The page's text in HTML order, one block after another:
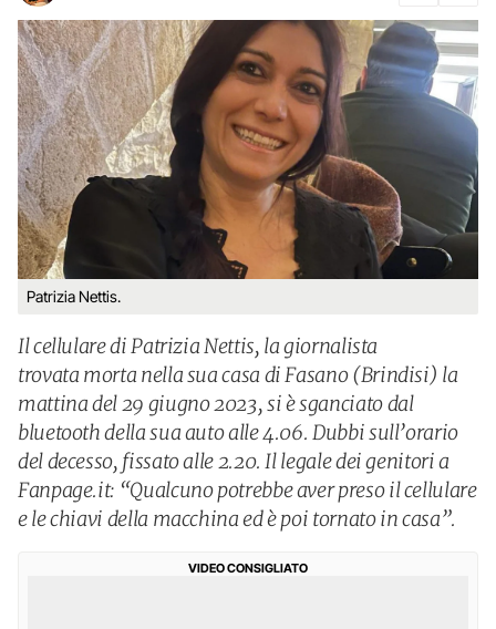
Patrizia Nettis.
Il cellulare di Patrizia Nettis, la giornalista
trovata morta nella sua casa di Fasano (Brindisi) la
mattina del 29 giugno 2023, si è sganciato dal
bluetooth della sua auto alle 4.06. Dubbi sull’orario
del decesso, fissato alle 2.20. Il legale dei genitori a
Fanpage.it: “Qualcuno potrebbe aver preso il cellulare
e le chiavi della macchina ed è poi tornato in casa”.
VIDEO CONSIGLIATO